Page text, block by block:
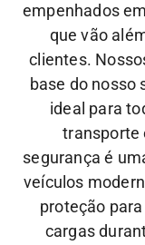
empenhados
que vão
clientes.
base do nosso
ideal para
transporte
segurança é
veículos
proteção
cargas